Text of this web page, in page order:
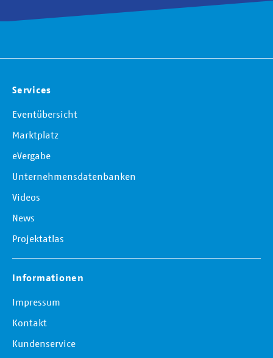
Services
Eventübersicht
Marktplatz
eVergabe
Unternehmensdatenbanken
Videos
News
Projektatlas
Informationen
Impressum
Kontakt
Kundenservice